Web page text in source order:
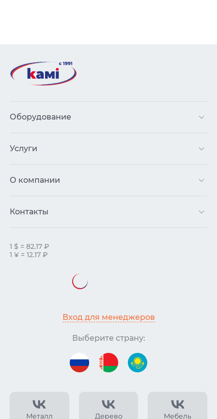
Металл Дерево Мебель
Оборудование
Услуги
О компании
Контакты
1 $ = 82.17 ₽
1 ¥ = 12.17 ₽
Вход для менеджеров
Выберите страну: